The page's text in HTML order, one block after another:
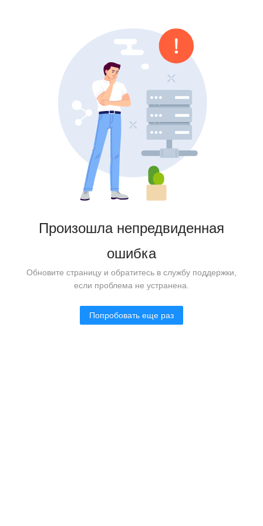
Произошла непредвиденная
ошибка
Обновите страницу и обратитесь в службу поддержки,
если проблема не устранена.
Попробовать еще раз